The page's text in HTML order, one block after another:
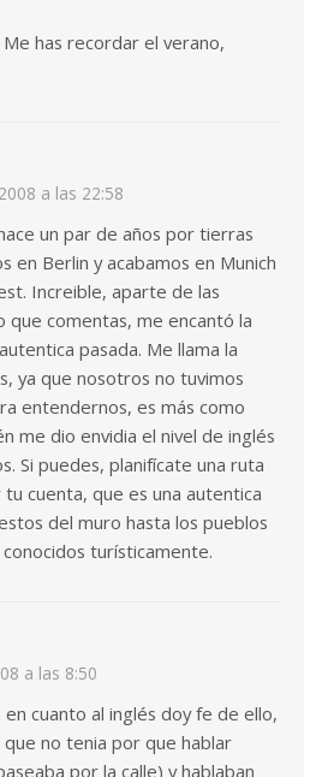
has recordar el verano,
a las 22:58
un par de años por tierras
en Berlin y acabamos en Munich
Increible, aparte de las
que comentas, me encantó la
pasada. Me llama la
ya que nosotros no tuvimos
entendernos, es más como
me dio envidia el nivel de inglés
Si puedes, planifícate una ruta
cuenta, que es una autentica
del muro hasta los pueblos
turísticamente.
a las 8:50
cuanto al inglés doy fe de ello,
no tenia por que hablar
por la calle) y hablaban